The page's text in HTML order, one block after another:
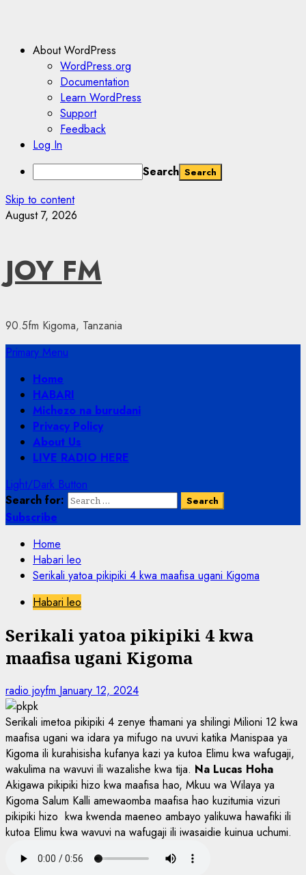
About WordPress
WordPress.org
Documentation
Learn WordPress
Support
Feedback
Log In
Search
Skip to content
August 7, 2026
JOY FM
90.5fm Kigoma, Tanzania
Primary Menu
Home
HABARI
Michezo na burudani
Privacy Policy
About Us
LIVE RADIO HERE
Light/Dark Button
Search for:
Subscribe
Home
Habari leo
Serikali yatoa pikipiki 4 kwa maafisa ugani Kigoma
Habari leo
Serikali yatoa pikipiki 4 kwa
maafisa ugani Kigoma
radio joyfm January 12, 2024
Serikali imetoa pikipiki 4 zenye thamani ya shilingi Milioni 12 kwa
maafisa ugani wa idara ya mifugo na uvuvi katika Manispaa ya
Kigoma ili kurahisisha kufanya kazi ya kutoa Elimu kwa wafugaji,
wakulima na wavuvi ili wazalishe kwa tija. Na Lucas Hoha
Akigawa pikipiki hizo kwa maafisa hao, Mkuu wa Wilaya ya
Kigoma Salum Kalli amewaomba maafisa hao kuzitumia vizuri
pikipiki hizo kwa kwenda maeneo ambayo yalikuwa hawafiki ili
kutoa Elimu kwa wavuvi na wafugaji ili iwasaidie kuinua uchumi.